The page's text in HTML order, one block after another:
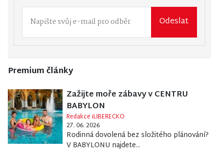
Odeslat
Premium články
Zažijte moře zábavy v CENTRU
BABYLON
Redakce iLIBERECKO
27. 06. 2026
Rodinná dovolená bez složitého plánování?
V BABYLONU najdete...